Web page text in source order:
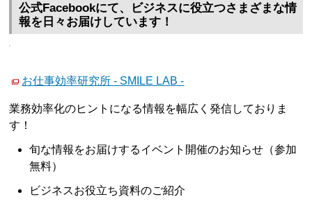
公式Facebookにて、ビジネスに役立つさまざまな情
報を日々お届けしています！
お仕事効率研究所 - SMILE LAB -
業務効率化のヒントになる情報を幅広く発信しておりま
す！
旬な情報をお届けするイベント開催のお知らせ（参加
無料）
ビジネスお役立ち資料のご紹介